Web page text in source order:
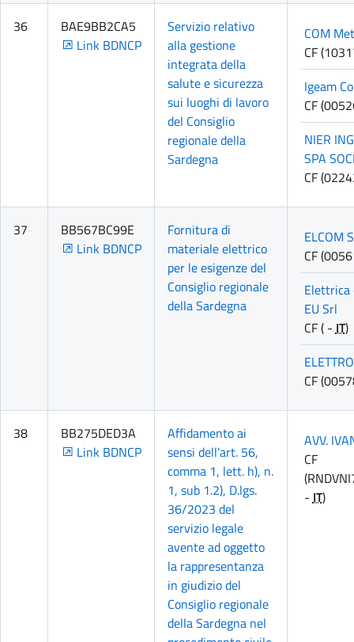
36
BAE9BB2CA5
Link BDNCP
Servizio relativo
alla gestione
integrata della
salute e sicurezza
sui luoghi di lavoro
del Consiglio
regionale della
Sardegna
COM
CF
Igeam
CF
NIER
SPA
CF
37
BB567BC99E
Link BDNCP
Fornitura di
materiale elettrico
per le esigenze del
Consiglio regionale
della Sardegna
ELCOM
CF
Elettrica
EU Srl
CF ( -IT)
CF
38
BB275DED3A
Link BDNCP
Affidamento ai
sensi dell’art. 56,
comma 1, lett. h), n.
1, sub 1.2), D.lgs.
36/2023 del
servizio legale
avente ad oggetto
la rappresentanza
in giudizio del
Consiglio regionale
della Sardegna nel
AVV.
CF
-IT)